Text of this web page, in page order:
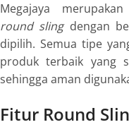
Megajaya
round slingdengan
dipilih. Semua tipe
produk terbaik yang
sehingga aman
Fitur Round